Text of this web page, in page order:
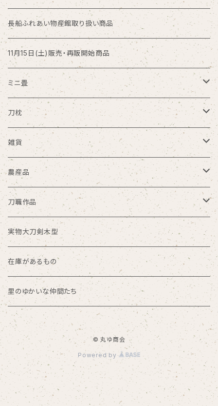
長船ふれあい物産館取り扱い商品
11月15日(土)販売・再販開始商品
ミニ畳
大サイズ
中サイズ
小サイズ
その他サイズ
限定
在庫があるもの
刀枕
ミニ刀枕
大根刀枕
雑貨
丸ゆ商会
大笑い一座
Gocha
農産品
米
小麦粉
乾麺
刀職作品
銘切プレート
茎ストラップ
抽選販売
実物大刀剣木型
在庫があるもの
里のゆかいな仲間たち
© 丸ゆ商会
Powered by